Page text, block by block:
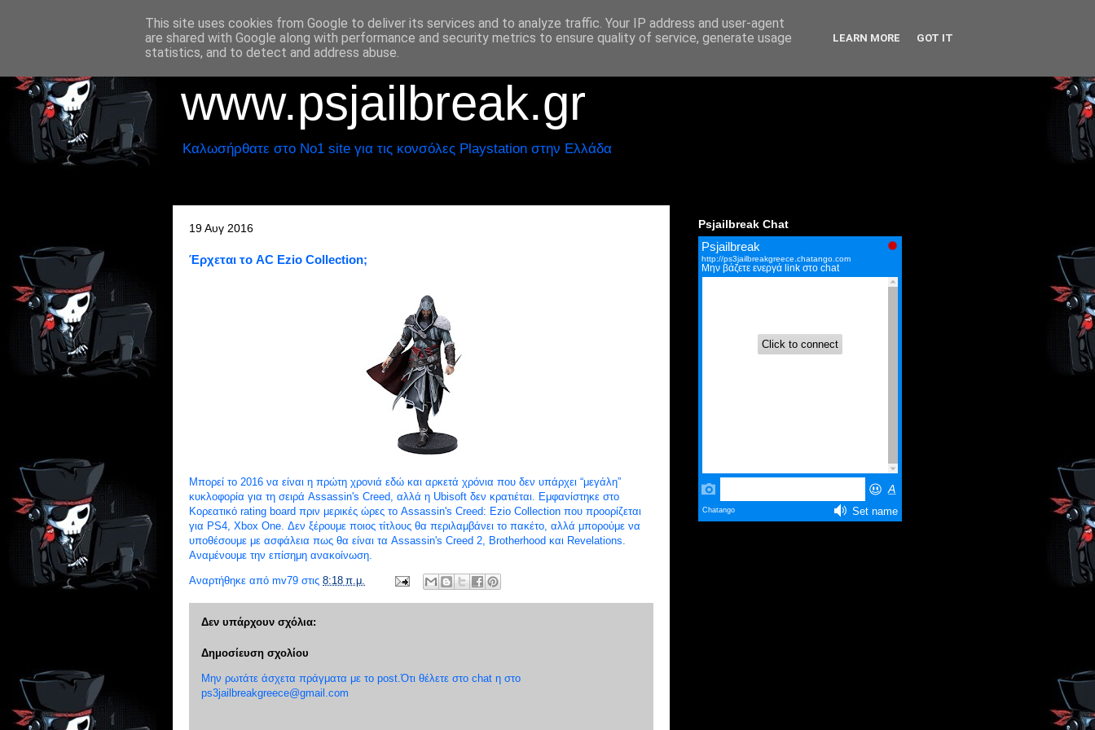
www.psjailbreak.gr
Καλωσήρθατε στο No1 site για τις κονσόλες Playstation στην Ελλάδα
19 Αυγ 2016
Έρχεται το AC Ezio Collection;
Μπορεί το 2016 να είναι η πρώτη χρονιά εδώ και αρκετά χρόνια που δεν υπάρχει “μεγάλη”
κυκλοφορία για τη σειρά Assassin's Creed, αλλά η Ubisoft δεν κρατιέται. Εμφανίστηκε στο
Κορεατικό rating board πριν μερικές ώρες το Assassin's Creed: Ezio Collection που προορίζεται
για PS4, Xbox One. Δεν ξέρουμε ποιος τίτλους θα περιλαμβάνει το πακέτο, αλλά μπορούμε να
υποθέσουμε με ασφάλεια πως θα είναι τα Assassin's Creed 2, Brotherhood και Revelations.
Αναμένουμε την επίσημη ανακοίνωση.
Αναρτήθηκε από mv79 στις 8:18 π.μ.
Δεν υπάρχουν σχόλια:
Δημοσίευση σχολίου
Μην ρωτάτε άσχετα πράγματα με το post.Ότι θέλετε στο chat η στο
ps3jailbreakgreece@gmail.com
Psjailbreak Chat
This site uses cookies from Google to deliver its services and to analyze traffic. Your IP address and user-agent
are shared with Google along with performance and security metrics to ensure quality of service, generate usage
statistics, and to detect and address abuse.
LEARN MORE GOT IT